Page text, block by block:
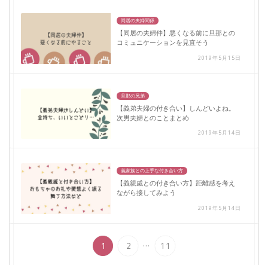
同居の夫婦関係
【同居の夫婦仲】悪くなる前に旦那との
コミュニケーションを見直そう
2019年5月15日
旦那の兄弟
【義弟夫婦の付き合い】しんどいよね。
次男夫婦とのことまとめ
2019年5月14日
義家族との上手な付き合い方
【義親戚との付き合い方】距離感を考え
ながら接してみよう
2019年5月14日
1 2 ... 11